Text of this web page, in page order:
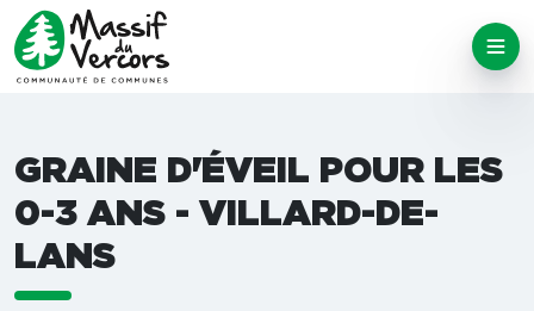
GRAINE D'ÉVEIL POUR LES
0-3 ANS - VILLARD-DE-
LANS